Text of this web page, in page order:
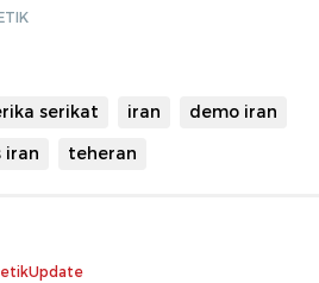
HAM yang berbasis di Amerika
aksi demonstrasi anti
lebih dari 16.700
serikat iran
demo iran
iran teheran